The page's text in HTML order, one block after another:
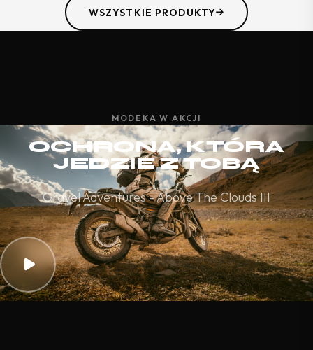
WSZYSTKIE PRODUKTY
MODEKA W AKCJI
OCHRONA, KTÓRA
JEDZIE Z TOBĄ
Gravel Adventures - Above The Clouds III